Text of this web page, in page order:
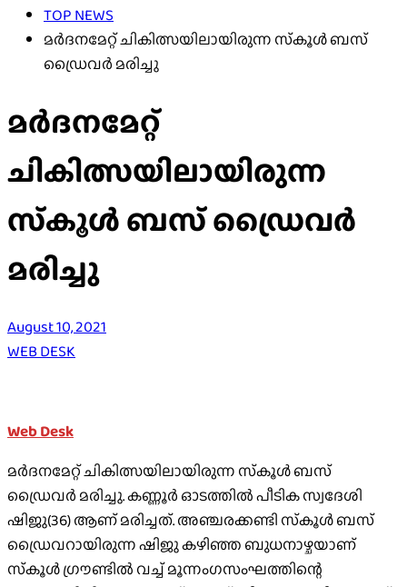
TOP NEWS
മര്‍ദനമേറ്റ് ചികിത്സയിലായിരുന്ന സ്‌കൂള്‍ ബസ്
ഡ്രൈവര്‍ മരിച്ചു
മര്‍ദനമേറ്റ്
ചികിത്സയിലായിരുന്ന
സ്‌കൂള്‍ ബസ് ഡ്രൈവര്‍
മരിച്ചു
August 10, 2021
WEB DESK
Web Desk
മര്‍ദനമേറ്റ് ചികിത്സയിലായിരുന്ന സ്‌കൂള്‍ ബസ്
ഡ്രൈവര്‍ മരിച്ചു. കണ്ണൂര്‍ ഓടത്തില്‍ പീടിക സ്വദേശി
ഷിജു(36) ആണ് മരിച്ചത്. അഞ്ചരക്കണ്ടി സ്‌കൂള്‍ ബസ്
ഡ്രൈവറായിരുന്ന ഷിജു കഴിഞ്ഞ ബുധനാഴ്ചയാണ്
സ്‌കൂള്‍ ഗ്രൗണ്ടില്‍ വച്ച് മൂന്നംഗസംഘത്തിന്റെ